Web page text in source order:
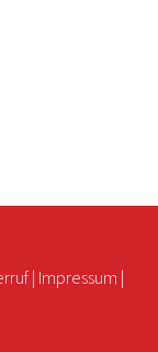
| Impressum |